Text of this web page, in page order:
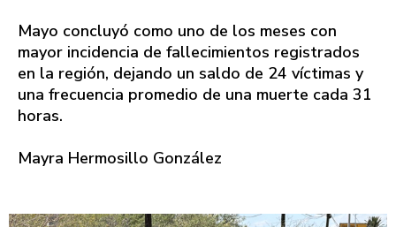
Mayo concluyó como uno de los meses con
mayor incidencia de fallecimientos registrados
en la región, dejando un saldo de 24 víctimas y
una frecuencia promedio de una muerte cada 31
horas.
Mayra Hermosillo González